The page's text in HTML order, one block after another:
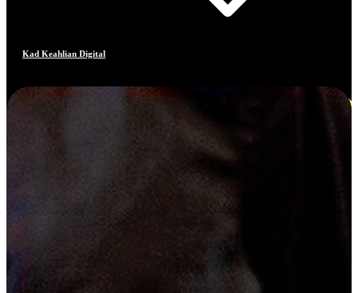
Kad Keahlian Digital